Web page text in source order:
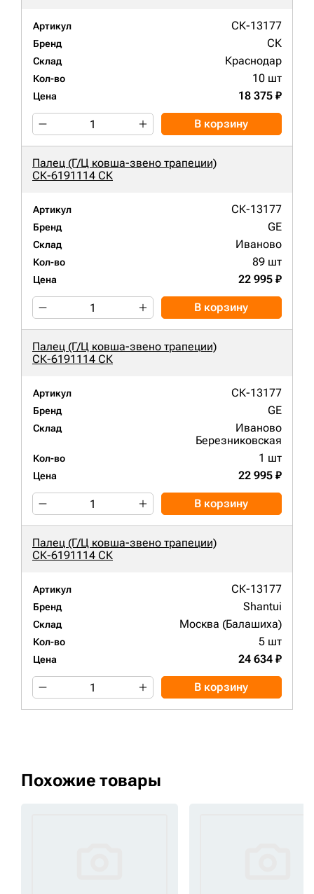
Артикул СК-13177
Бренд СК
Склад Краснодар
Кол-во 10 шт
Цена 18 375 ₽
В корзину
Палец (Г/Ц ковша-звено трапеции)
СК-6191114 СК
Артикул СК-13177
Бренд GE
Склад Иваново
Кол-во 89 шт
Цена 22 995 ₽
В корзину
Палец (Г/Ц ковша-звено трапеции)
СК-6191114 СК
Артикул СК-13177
Бренд GE
Склад
Иваново
Березниковская
Кол-во 1 шт
Цена 22 995 ₽
В корзину
Палец (Г/Ц ковша-звено трапеции)
СК-6191114 СК
Артикул СК-13177
Бренд Shantui
Склад Москва (Балашиха)
Кол-во 5 шт
Цена 24 634 ₽
В корзину
Похожие товары